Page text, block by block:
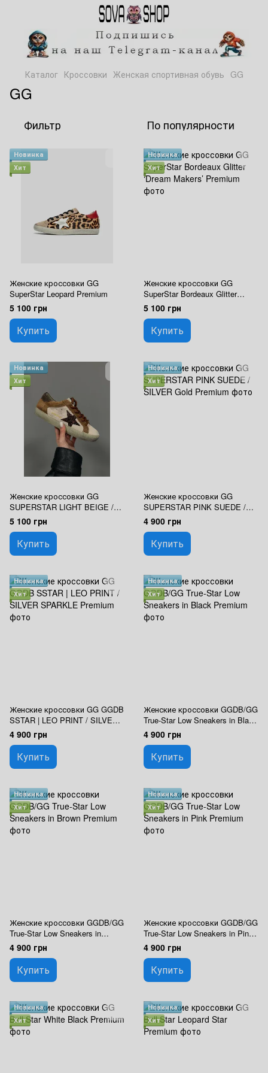
Каталог Кроссовки Женская спортивная обувь GG
GG
Фильтр По популярности
Новинка
Хит
Женские кроссовки GG
SuperStar Leopard Premium
5 100 грн
Купить
Новинка
Хит
Женские кроссовки GG
SuperStar Bordeaux Glitter
‘Dream Makers’ Premium
5 100 грн
Купить
Новинка
Хит
Женские кроссовки GG
SUPERSTAR LIGHT BEIGE /
BROWN SUEDE Premium
5 100 грн
Купить
Новинка
Хит
Женские кроссовки GG
SUPERSTAR PINK SUEDE /
SILVER Gold Premium
4 900 грн
Купить
Новинка
Хит
Женские кроссовки GG GGDB
SSTAR | LEO PRINT / SILVER
SPARKLE Premium
4 900 грн
Купить
Новинка
Хит
Женские кроссовки GGDB/GG
True-Star Low Sneakers in Black
Premium
4 900 грн
Купить
Новинка
Хит
Женские кроссовки GGDB/GG
True-Star Low Sneakers in
Brown Premium
4 900 грн
Купить
Новинка
Хит
Женские кроссовки GGDB/GG
True-Star Low Sneakers in Pink
Premium
4 900 грн
Купить
Новинка
Хит
Новинка
Хит